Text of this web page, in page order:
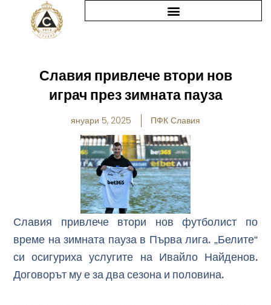
Славия привлече втори нов
играч през зимната пауза
януари 5, 2025 ПФК Славия
Славия привлече втори нов футболист по
време на зимната пауза в Първа лига. „Белите“
си осигуриха услугите на Ивайло Найденов.
Договорът му е за два сезона и половина.